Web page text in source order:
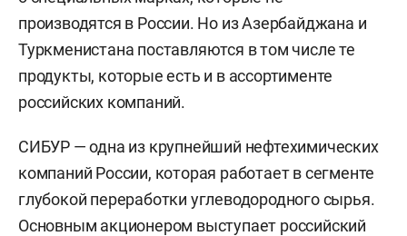
производятся в России. Но из Азербайджана и
Туркменистана поставляются в том числе те
продукты, которые есть и в ассортименте
российских компаний.
СИБУР — одна из крупнейший нефтехимических
компаний России, которая работает в сегменте
глубокой переработки углеводородного сырья.
Основным акционером выступает российский